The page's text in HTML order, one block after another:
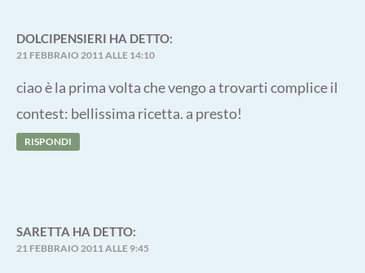
DOLCIPENSIERI HA DETTO:
21 FEBBRAIO 2011 ALLE 14:10
ciao è la prima volta che vengo a trovarti complice il
contest: bellissima ricetta. a presto!
RISPONDI
SARETTA HA DETTO:
21 FEBBRAIO 2011 ALLE 9:45